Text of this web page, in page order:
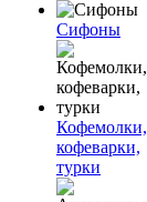
Сифоны
Кофемолки,
кофеварки,
турки